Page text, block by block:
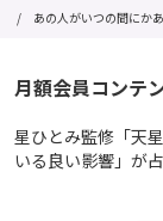
/
あの人がいつの間にか
月額会員コンテ
星ひとみ監修「天
いる良い影響」が占